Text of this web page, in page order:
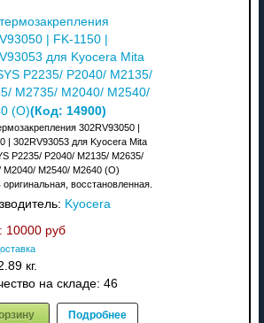
| FK-1150 |
для Kyocera Mita
P2235/ P2040/ M2135/
M2735/ M2040/ M2540/
(О)(Код: 14900)
302RV93050 |
| 302RV93053 для Kyocera Mita
P2235/ P2040/ M2135/ M2635/
M2040/ M2540/ M2640 (О)
оригинальная, восстановленная.
Kyocera
10000 руб
кг.
на складе: 46
Подробнее